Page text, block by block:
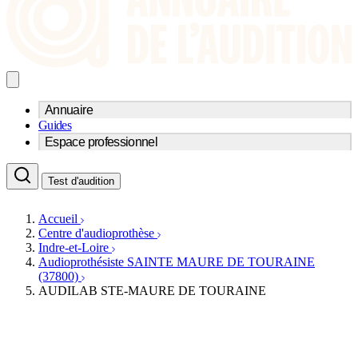
Annuaire
Trouvez un professionnel de l'audition
Centre d'audioprothèse
Médecins ORL & Phoniatres
Écoles spécialisées
Fournisseurs
Associations
Guides
Espace professionnel
Acteurs et services
Fournisseurs
Services ORL
Orthophonistes
Formations et écoles
Organismes / Syndicats
Produits
Ressources
Test d'audition
Accueil
Centre d'audioprothèse
Indre-et-Loire
Audioprothésiste SAINTE MAURE DE TOURAINE
(37800)
AUDILAB STE-MAURE DE TOURAINE